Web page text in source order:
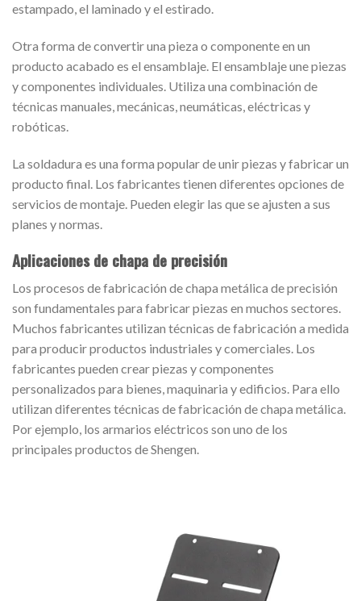
estampado, el laminado y el estirado.
Otra forma de convertir una pieza o componente en un
producto acabado es el ensamblaje. El ensamblaje une piezas
y componentes individuales. Utiliza una combinación de
técnicas manuales, mecánicas, neumáticas, eléctricas y
robóticas.
La soldadura es una forma popular de unir piezas y fabricar un
producto final. Los fabricantes tienen diferentes opciones de
servicios de montaje. Pueden elegir las que se ajusten a sus
planes y normas.
Aplicaciones de chapa de precisión
Los procesos de fabricación de chapa metálica de precisión
son fundamentales para fabricar piezas en muchos sectores.
Muchos fabricantes utilizan técnicas de fabricación a medida
para producir productos industriales y comerciales. Los
fabricantes pueden crear piezas y componentes
personalizados para bienes, maquinaria y edificios. Para ello
utilizan diferentes técnicas de fabricación de chapa metálica.
Por ejemplo, los armarios eléctricos son uno de los
principales productos de Shengen.